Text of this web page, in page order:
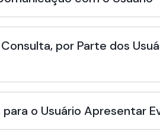
por Parte dos
para o Usuário Apresentar